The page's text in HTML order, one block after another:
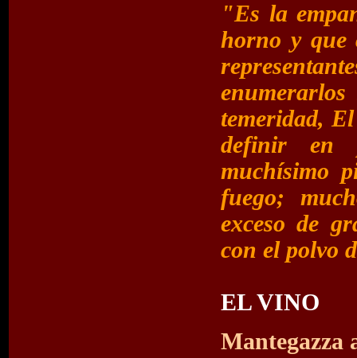
"Es la
horno y que
temeridad,
definir en
muchísimo
fuego;
exceso de
con el polvo
EL VINO
Mantegazza